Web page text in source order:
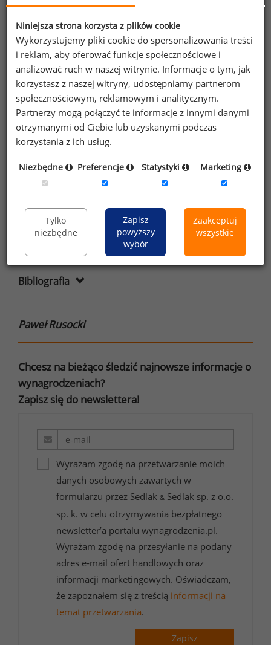
Wykres 4. Średnie miesięczne wynagrodzenie
w ankietowanych Państwach (PLN)
źródło: opracowanie Sedlak Sedlak na podstawie
Grant Thornton, Kiedy Polskie zarobki dogonią średnią unijną?
Bibliografia
Kiedy Polskie zarobki
Paweł Rusocki
Chcesz na bieżąco śledzić najnowsze informacje o
wynagrodzeniach?
Zapisz się do newslettera!
Wyrażam zgodę na przetwarzanie moich
danych osobowych zawartych w
formularzu przez Sedlak & Sedlak sp. z o.o.
sp. k. w celu otrzymywania bezpłatnego
newsletter’a portalu wynagrodzenia.pl.
Wyrażam zgodę na przesyłanie na podany
adres e-mail ofert handlowych oraz
informacji marketingowych. Oświadczam,
że zapoznałem się z treścią informacji na
temat przetwarzania.
Zapisz
Niniejsza strona korzysta z plików cookie
Wykorzystujemy pliki cookie do spersonalizowania treści
i reklam, aby oferować funkcje społecznościowe i
analizować ruch w naszej witrynie. Informacje o tym, jak
korzystasz z naszej witryny, udostępniamy partnerom
społecznościowym, reklamowym i analitycznym.
Partnerzy mogą połączyć te informacje z innymi danymi
otrzymanymi od Ciebie lub uzyskanymi podczas
korzystania z ich usług.
Niezbędne Preferencje Statystyki Marketing
Tylko
niezbędne
Zapisz
powyższy
wybór
Zaakceptuj
wszystkie